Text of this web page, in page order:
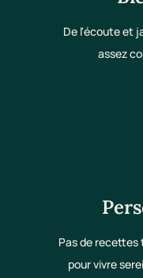
De l'écoute et
assez
Pas de recettes
pour vivre